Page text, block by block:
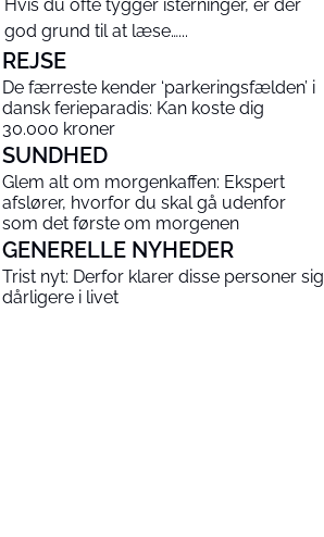
Hvis du ofte tygger isterninger, er der
god grund til at læse…...
REJSE
De færreste kender ‘parkeringsfælden’ i
dansk ferieparadis: Kan koste dig
30.000 kroner
SUNDHED
Glem alt om morgenkaffen: Ekspert
afslører, hvorfor du skal gå udenfor
som det første om morgenen
GENERELLE NYHEDER
Trist nyt: Derfor klarer disse personer sig
dårligere i livet